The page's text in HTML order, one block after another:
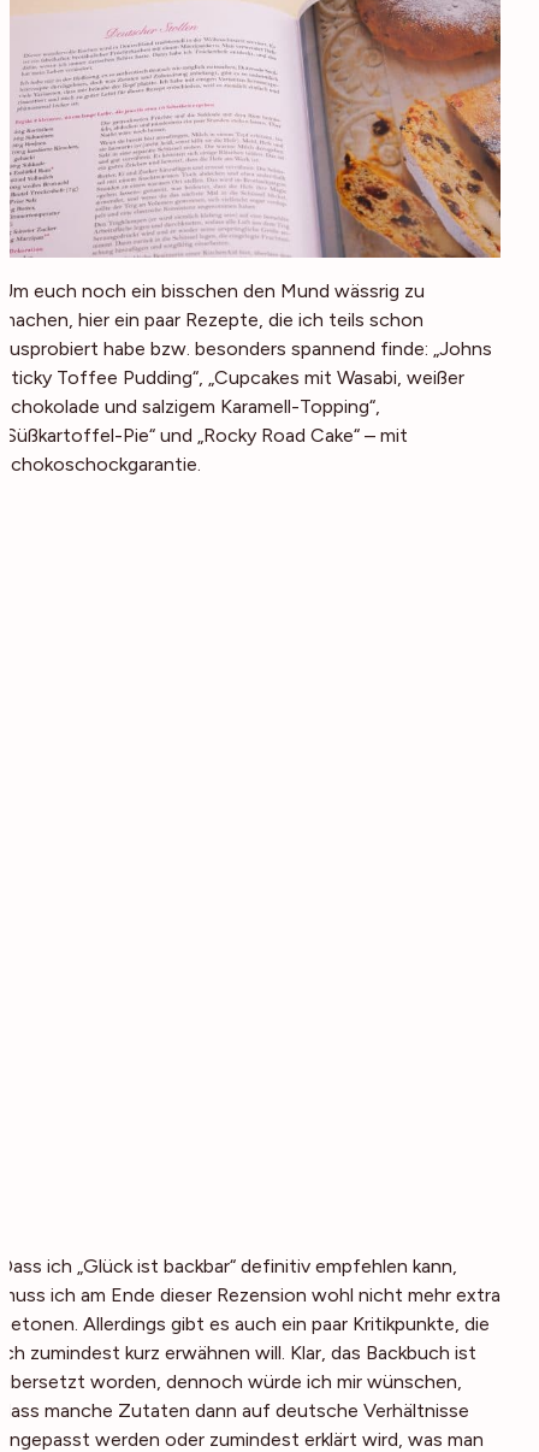
Um euch noch ein bisschen den Mund wässrig zu
machen, hier ein paar Rezepte, die ich teils schon
ausprobiert habe bzw. besonders spannend finde: „Johns
Sticky Toffee Pudding“, „Cupcakes mit Wasabi, weißer
Schokolade und salzigem Karamell-Topping“,
„Süßkartoffel-Pie“ und „Rocky Road Cake“ – mit
Schokoschockgarantie.
Dass ich „Glück ist backbar“ definitiv empfehlen kann,
muss ich am Ende dieser Rezension wohl nicht mehr extra
betonen. Allerdings gibt es auch ein paar Kritikpunkte, die
ich zumindest kurz erwähnen will. Klar, das Backbuch ist
übersetzt worden, dennoch würde ich mir wünschen,
dass manche Zutaten dann auf deutsche Verhältnisse
angepasst werden oder zumindest erklärt wird, was man